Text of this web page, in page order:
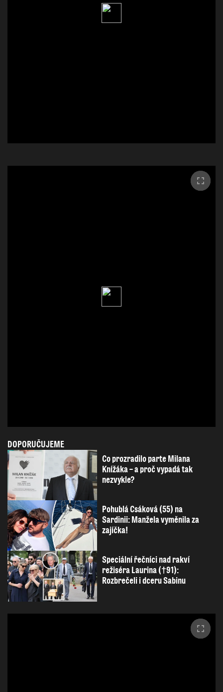
DOPORUČUJEME
Co prozradilo parte Milana
Knížáka – a proč vypadá tak
nezvykle?
Pohublá Csáková (55) na
Sardinii: Manžela vyměnila za
zajíčka!
Speciální řečníci nad rakví
režiséra Laurina (†91):
Rozbrečeli i dceru Sabinu